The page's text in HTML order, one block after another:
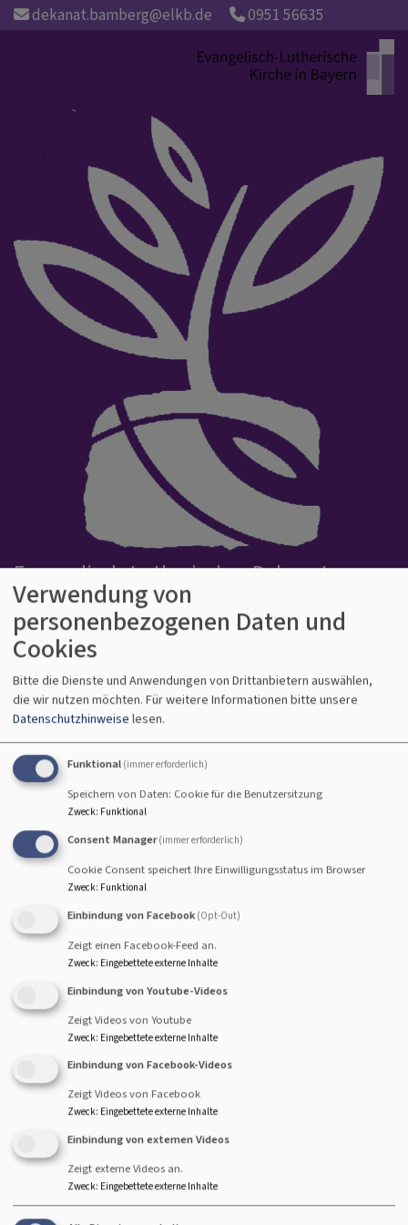
Direktdekanat.bamberg@elkb.de 0951 56635
Evangelisch-Lutherisches Dekanat
Bamberg
Kirche auf gutem Grund
Hauptnavigation
Startseite Darf ich eigentlich noch Wurst essen?
„Kann ich eigentlich noch
Nachgebet für alle
Ernährungsformen
um 20:30 Uhr lädt eine
Bamberg zu einem
Stephanskirche. Die Veranstaltung wirft die Frage auf, wie
sich der christliche Glaube im Alltag der
Ernährungsgewohnheiten auswirkt.
In einer Zeit, in der die Diskussionen um Nachhaltigkeit,
Tierschutz und persönliche Gewissensentscheidungen
hochaktuell sind, treffen im Rahmen dieses
Gottesdienstes verschiedene Perspektiven aufeinander.
Verwendung von
personenbezogenen Daten und
Cookies
Bitte die Dienste und Anwendungen von Drittanbietern auswählen,
die wir nutzen möchten. Für weitere Informationen bitte unsere
Datenschutzhinweise lesen.
Funktional (immer erforderlich)
Speichern von Daten: Cookie für die Benutzersitzung
Zweck: Funktional
Consent Manager (immer erforderlich)
Cookie Consent speichert Ihre Einwilligungsstatus im Browser
Zweck: Funktional
Einbindung von Facebook (Opt-Out)
Zeigt einen Facebook-Feed an.
Zweck: Eingebettete externe Inhalte
Einbindung von Youtube-Videos
Zeigt Videos von Youtube
Zweck: Eingebettete externe Inhalte
Einbindung von Facebook-Videos
Zeigt Videos von Facebook
Zweck: Eingebettete externe Inhalte
Einbindung von externen Videos
Zeigt externe Videos an.
Zweck: Eingebettete externe Inhalte